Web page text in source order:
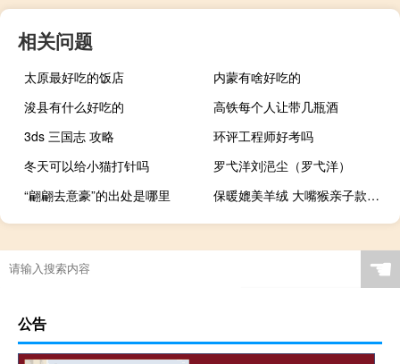
相关问题
太原最好吃的饭店
内蒙有啥好吃的
浚县有什么好吃的
高铁每个人让带几瓶酒
3ds 三国志 攻略
环评工程师好考吗
冬天可以给小猫打针吗
罗弋洋刘浥尘（罗弋洋）
“翩翩去意豪”的出处是哪里
保暖媲美羊绒 大嘴猴亲子款加厚磨毛秋衣秋裤套装：到手29.9元
☚
公告